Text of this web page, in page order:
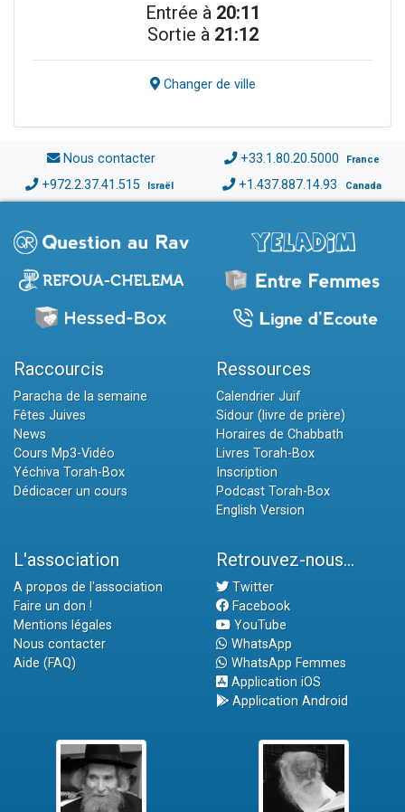
Entrée à 20:11
Sortie à 21:12
Changer de ville
Nous contacter +33.1.80.20.5000 France
+972.2.37.41.515 Israël +1.437.887.14.93 Canada
Raccourcis
Paracha de la semaine
Fêtes Juives
News
Cours Mp3-Vidéo
Yéchiva Torah-Box
Dédicacer un cours
Ressources
Calendrier Juif
Sidour (livre de prière)
Horaires de Chabbath
Livres Torah-Box
Inscription
Podcast Torah-Box
English Version
L'association
A propos de l'association
Faire un don !
Mentions légales
Nous contacter
Aide (FAQ)
Retrouvez-nous...
Twitter
Facebook
YouTube
WhatsApp
WhatsApp Femmes
Application iOS
Application Android